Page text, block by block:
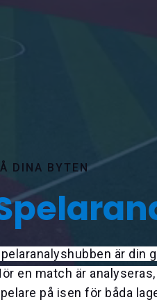
DINA BYTEN
är din
en match är
på isen för båda